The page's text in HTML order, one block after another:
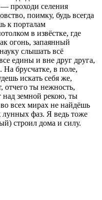
проходи селения
поимку, будь всегда
к порталам
в извёстке, где
огонь, запаянный
слышать всё
едины и вне друг друга,
На брусчатке, в поле,
искать себя же,
отчего ты нежность,
над земной рекою, ты
всех мирах не найдёшь
фаз. Я ведь тоже
строил дома и силу.